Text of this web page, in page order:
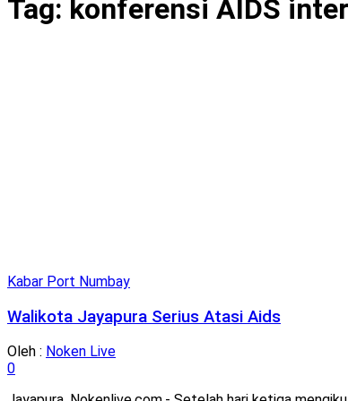
Tag: konferensi AIDS
Kabar Port Numbay
Walikota Jayapura Serius Atasi Aids
Oleh : Noken Live
0